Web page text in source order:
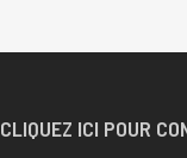
CLIQUEZ ICI POUR